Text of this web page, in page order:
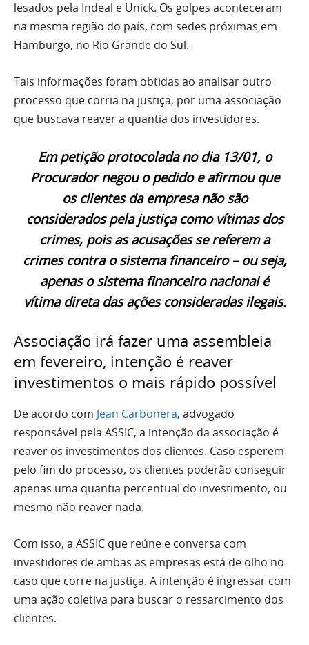
lesados pela Indeal e Unick. Os golpes aconteceram
na mesma região do país, com sedes próximas em
Hamburgo, no Rio Grande do Sul.
Tais informações foram obtidas ao analisar outro
processo que corria na justiça, por uma associação
que buscava reaver a quantia dos investidores.
Em petição protocolada no dia 13/01, o
Procurador negou o pedido e afirmou que
os clientes da empresa não são
considerados pela justiça como vítimas dos
crimes, pois as acusações se referem a
crimes contra o sistema financeiro – ou seja,
apenas o sistema financeiro nacional é
vítima direta das ações consideradas ilegais.
Associação irá fazer uma assembleia
em fevereiro, intenção é reaver
investimentos o mais rápido possível
De acordo com Jean Carbonera, advogado
responsável pela ASSIC, a intenção da associação é
reaver os investimentos dos clientes. Caso esperem
pelo fim do processo, os clientes poderão conseguir
apenas uma quantia percentual do investimento, ou
mesmo não reaver nada.
Com isso, a ASSIC que reúne e conversa com
investidores de ambas as empresas está de olho no
caso que corre na justiça. A intenção é ingressar com
uma ação coletiva para buscar o ressarcimento dos
clientes.